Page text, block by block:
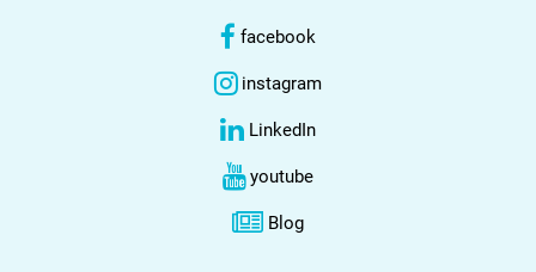
facebook
instagram
LinkedIn
youtube
Blog